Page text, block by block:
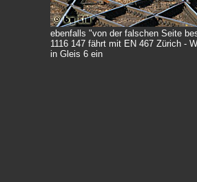
ebenfalls "von der falschen Seite
1116 147 fährt mit EN 467 Zürich -
in Gleis 6 ein